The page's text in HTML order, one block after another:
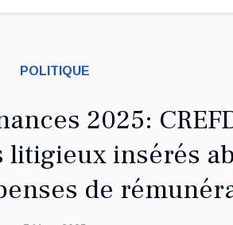
POLITIQUE
2025:
litigieux insérés
de